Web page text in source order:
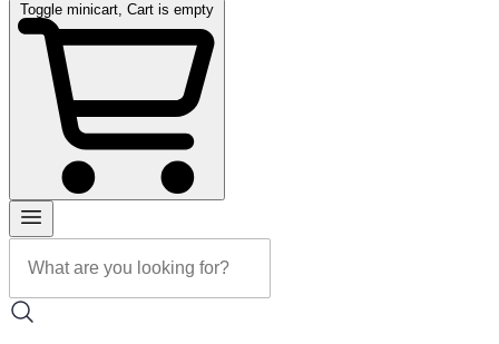
Toggle minicart, Cart is empty